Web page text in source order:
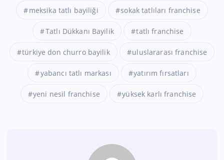
meksika tatlı bayiliği sokak tatlıları franchise
Tatlı Dükkanı Bayilik tatlı franchise
türkiye don churro bayilik uluslararası franchise
yabancı tatlı markası yatırım fırsatları
yeni nesil franchise yüksek karlı franchise